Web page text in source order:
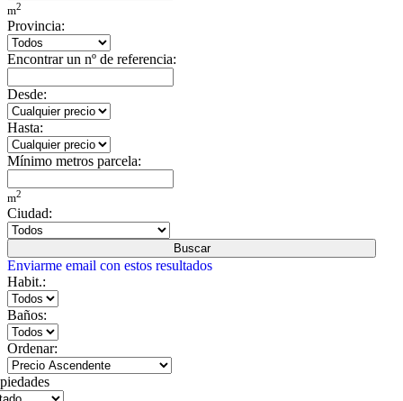
m2
Provincia:
Encontrar un nº de referencia:
Desde:
Hasta:
Mínimo metros parcela:
m2
Ciudad:
Buscar
Enviarme email con estos resultados
Habit.:
Baños:
Ordenar: